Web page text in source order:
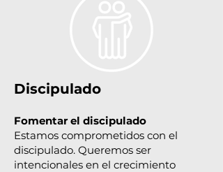
Discipulado
Fomentar el discipulado
Estamos comprometidos con el
discipulado. Queremos ser
intencionales en el crecimiento